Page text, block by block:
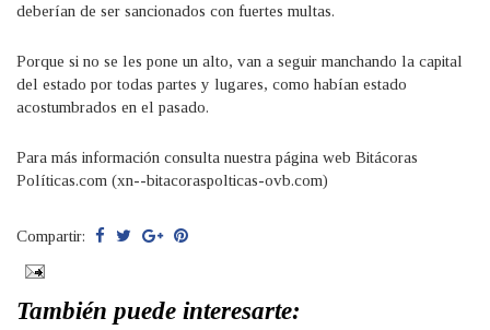
deberían de ser sancionados con fuertes multas.
Porque si no se les pone un alto, van a seguir manchando la capital
del estado por todas partes y lugares, como habían estado
acostumbrados en el pasado.
Para más información consulta nuestra página web Bitácoras
Políticas.com (xn--bitacoraspolticas-ovb.com)
Compartir:
También puede interesarte: